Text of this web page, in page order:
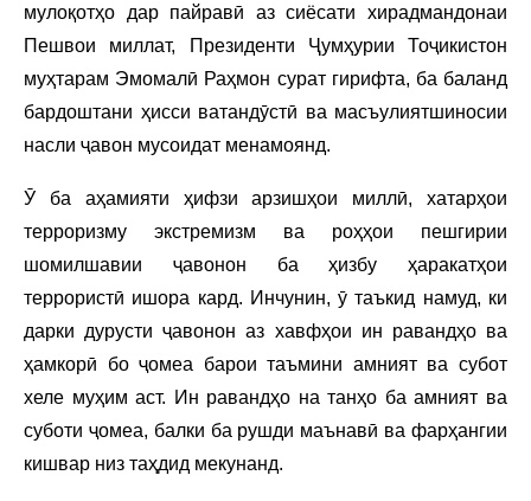
мулоқотҳо дар пайравӣ аз сиёсати хирадмандонаи
Пешвои миллат, Президенти Ҷумҳурии Тоҷикистон
муҳтарам Эмомалӣ Раҳмон сурат гирифта, ба баланд
бардоштани ҳисси ватандӯстӣ ва масъулиятшиносии
насли ҷавон мусоидат менамоянд.
Ӯ ба аҳамияти ҳифзи арзишҳои миллӣ, хатарҳои
терроризму экстремизм ва роҳҳои пешгирии
шомилшавии ҷавонон ба ҳизбу ҳаракатҳои
террористӣ ишора кард. Инчунин, ӯ таъкид намуд, ки
дарки дурусти ҷавонон аз хавфҳои ин равандҳо ва
ҳамкорӣ бо ҷомеа барои таъмини амният ва субот
хеле муҳим аст. Ин равандҳо на танҳо ба амният ва
суботи ҷомеа, балки ба рушди маънавӣ ва фарҳангии
кишвар низ таҳдид мекунанд.